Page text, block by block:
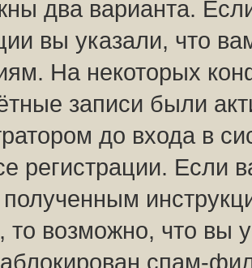
два варианта.
вы указали, что
На некоторых
записи были
до входа в
регистрации.
полученным
то возможно, что вы
спам-